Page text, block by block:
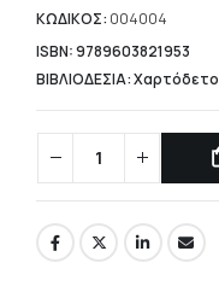
ΚΩΔΙΚΟΣ: 004004
ISBN: 9789603821953
ΒΙΒΛΙΟΔΕΣΙΑ: Χαρτόδετο